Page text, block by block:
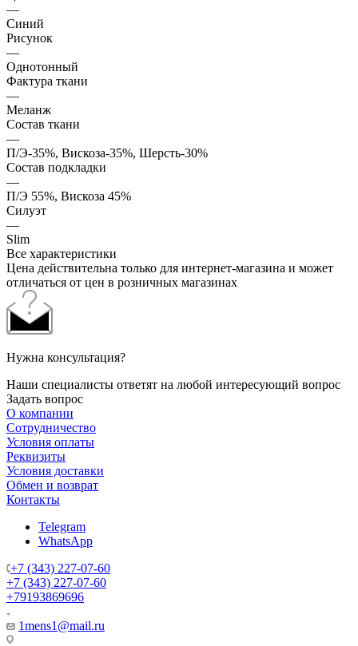
—
Синий
Рисунок
—
Однотонный
Фактура ткани
—
Меланж
Состав ткани
—
П/Э-35%, Вискоза-35%, Шерсть-30%
Состав подкладки
—
П/Э 55%, Вискоза 45%
Силуэт
—
Slim
Все характеристики
Цена действительна только для интернет-магазина и может
отличаться от цен в розничных магазинах
Нужна консультация?
Наши специалисты ответят на любой интересующий вопрос
Задать вопрос
О компании
Сотрудничество
Условия оплаты
Реквизиты
Условия доставки
Обмен и возврат
Контакты
Telegram
WhatsApp
+7 (343) 227-07-60
+7 (343) 227-07-60
+79193869696
1mens1@mail.ru